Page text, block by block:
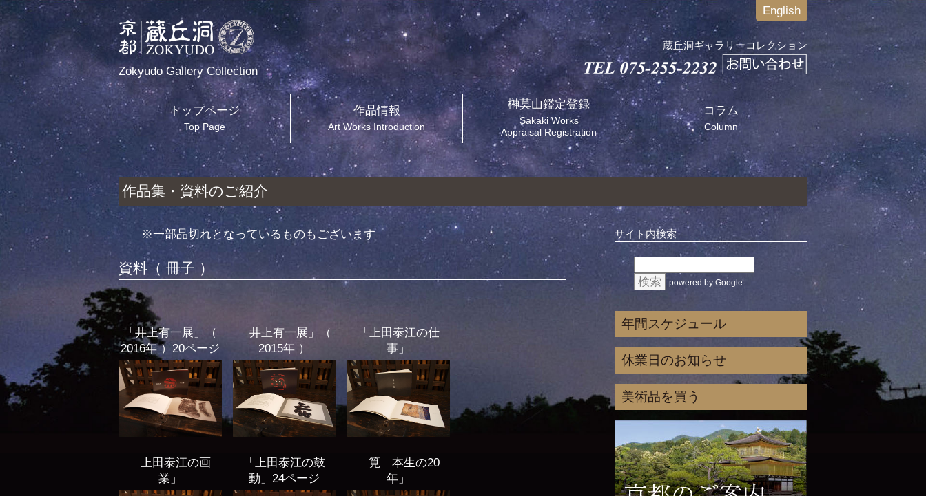
English
Zokyudo Gallery Collection
蔵丘洞ギャラリーコレクション
トップページ
Top Page
作品情報
Art Works Introduction
榊莫山鑑定登録
Sakaki Works
Appraisal Registration
コラム
Column
作品集・資料のご紹介
※一部品切れとなっているものもございます
資料（ 冊子 ）
「井上有一展」（
2016年 ）20ページ
「井上有一展」（
2015年 ）
「上田泰江の仕
事」
「上田泰江の画
業」
「上田泰江の鼓
動」24ページ
「筧 本生の20
年」
サイト内検索
powered by Google
年間スケジュール
休業日のお知らせ
美術品を買う